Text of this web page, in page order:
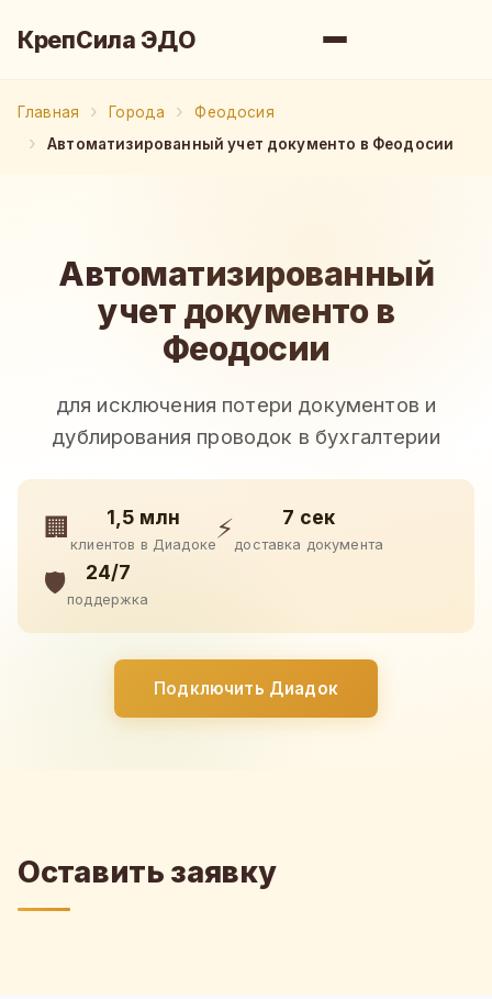
КрепСила ЭДО
Главная Города
Феодосия
Автоматизированный учет документо в Феодосии
Автоматизированный
учет документо в
Феодосии
для исключения потери документов и
дублирования проводок в бухгалтерии
🏢 1,5 млн
клиентов в Диадоке
⚡ 7 сек
доставка документа
🛡️ 24/7
поддержка
Подключить Диадок
Оставить заявку